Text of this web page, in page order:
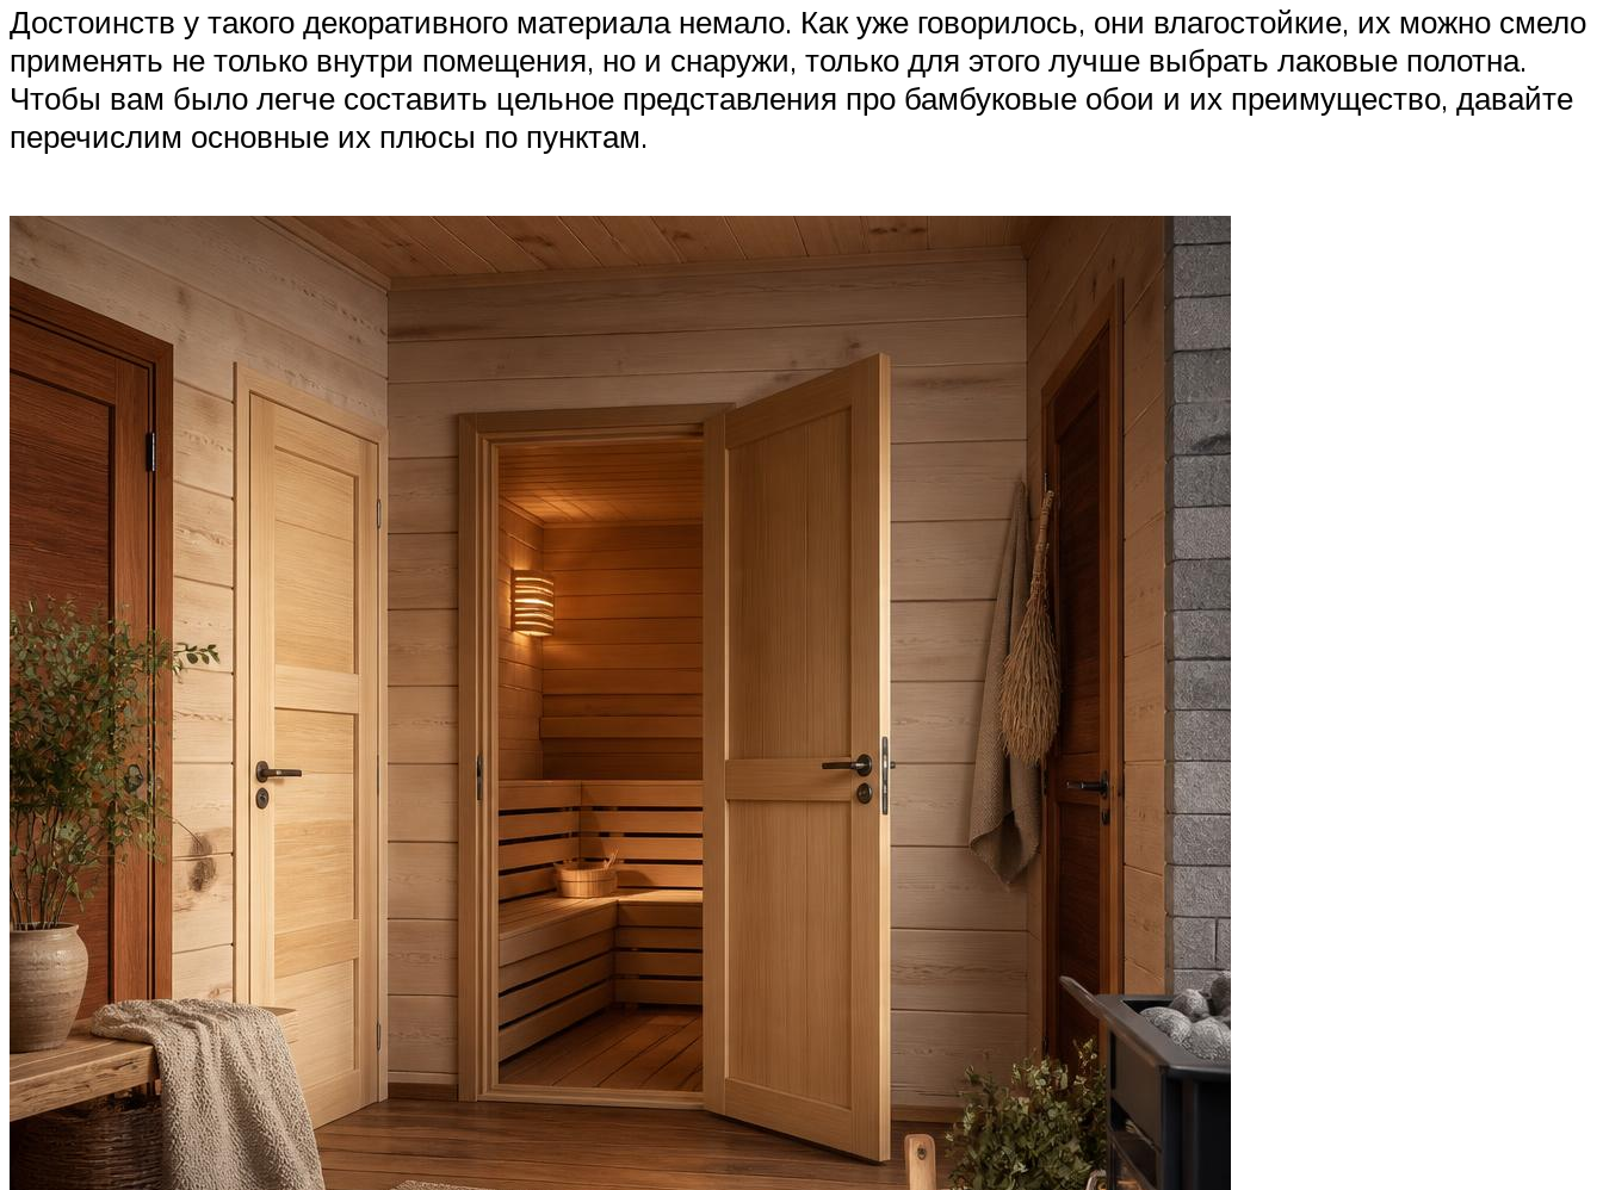
Достоинств у такого декоративного материала немало. Как уже говорилось, они влагостойкие, их можно смело
применять не только внутри помещения, но и снаружи, только для этого лучше выбрать лаковые полотна.
Чтобы вам было легче составить цельное представления про бамбуковые обои и их преимущество, давайте
перечислим основные их плюсы по пунктам.